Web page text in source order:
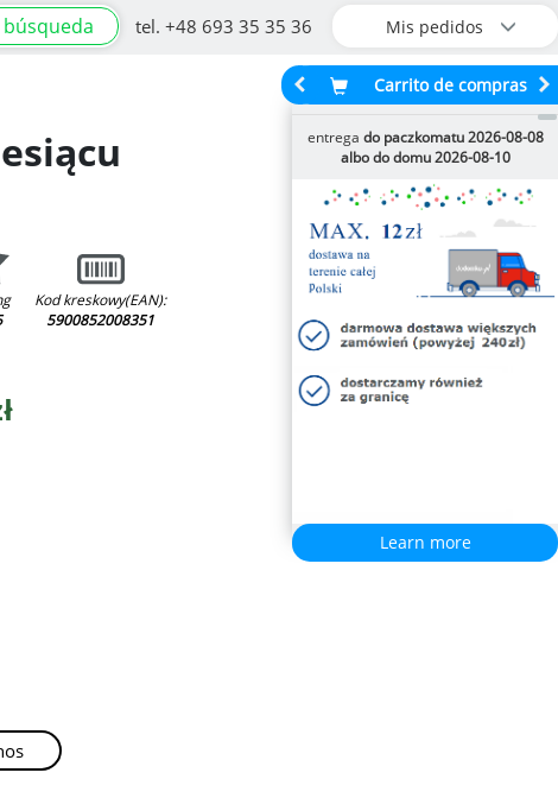
tel. +48 693 35 35 36 Mis pedidos
búsqueda
Kod kreskowy(EAN):
5900852008351
Carrito de compras
entrega do paczkomatu 2026-08-08
albo do domu 2026-08-10
Learn more